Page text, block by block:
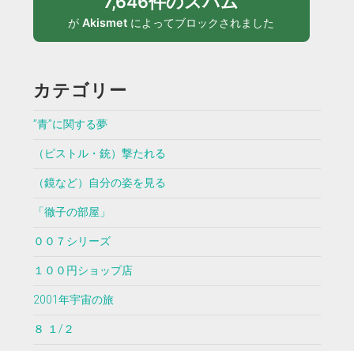
がAkismet によってブロックされました
カテゴリー
”青”に関する夢
（ピストル・銃）撃たれる
（鏡など）自分の姿を見る
「徹子の部屋」
００７シリーズ
１００円ショップ店
2001年宇宙の旅
８ １/２